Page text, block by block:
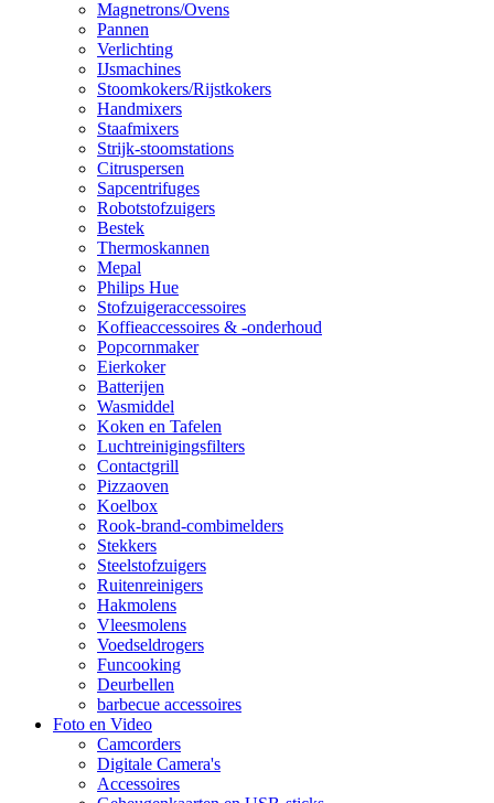
Magnetrons/Ovens
Pannen
Verlichting
IJsmachines
Stoomkokers/Rijstkokers
Handmixers
Staafmixers
Strijk-stoomstations
Citruspersen
Sapcentrifuges
Robotstofzuigers
Bestek
Thermoskannen
Mepal
Philips Hue
Stofzuigeraccessoires
Koffieaccessoires & -onderhoud
Popcornmaker
Eierkoker
Batterijen
Wasmiddel
Koken en Tafelen
Luchtreinigingsfilters
Contactgrill
Pizzaoven
Koelbox
Rook-brand-combimelders
Stekkers
Steelstofzuigers
Ruitenreinigers
Hakmolens
Vleesmolens
Voedseldrogers
Funcooking
Deurbellen
barbecue accessoires
Foto en Video
Camcorders
Digitale Camera's
Accessoires